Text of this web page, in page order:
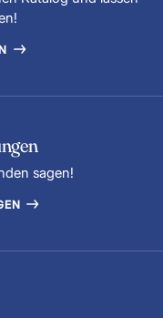
sagen!